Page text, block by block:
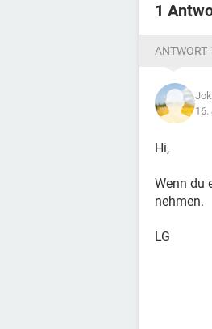
1
ANTWORT
16.
Hi,
Wenn du
nehmen.
LG